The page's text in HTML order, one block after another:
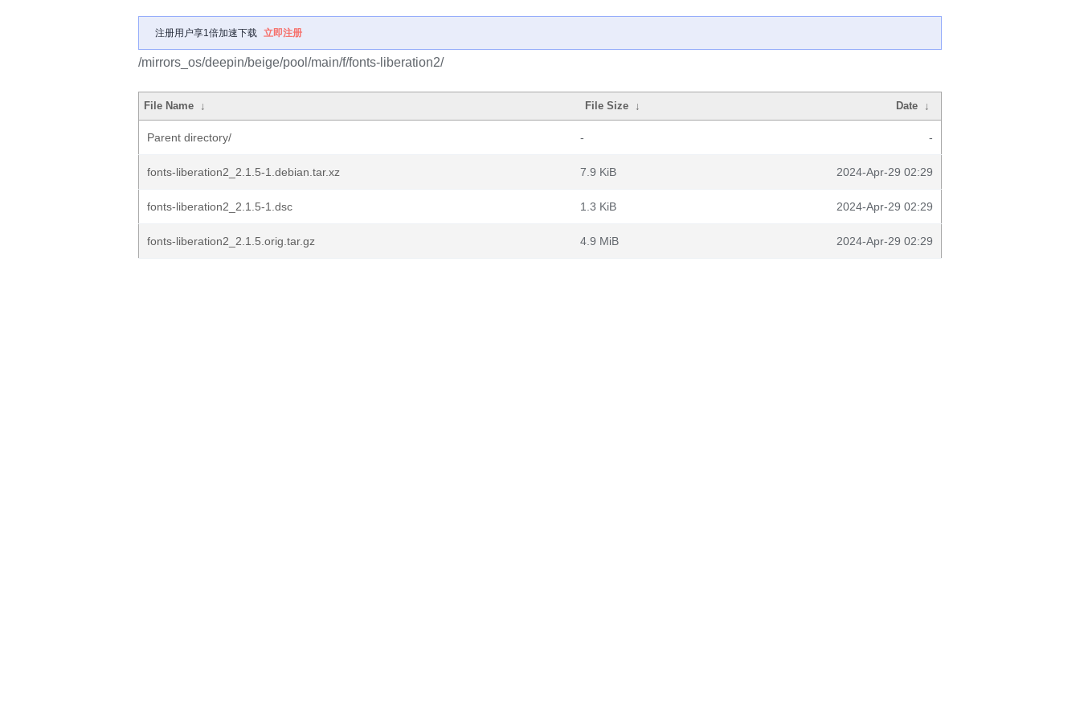
注册用户享1倍加速下载 立即注册
/mirrors_os/deepin/beige/pool/main/f/fonts-liberation2/
File Name ↓ File Size ↓ Date ↓
Parent directory/ - -
fonts-liberation2_2.1.5-1.debian.tar.xz 7.9 KiB 2024-Apr-29 02:29
fonts-liberation2_2.1.5-1.dsc 1.3 KiB 2024-Apr-29 02:29
fonts-liberation2_2.1.5.orig.tar.gz 4.9 MiB 2024-Apr-29 02:29